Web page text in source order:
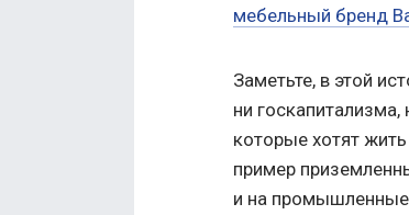
мебельный бренд
Заметьте, в этой
ни
которые хотят
пример
и на промышленные